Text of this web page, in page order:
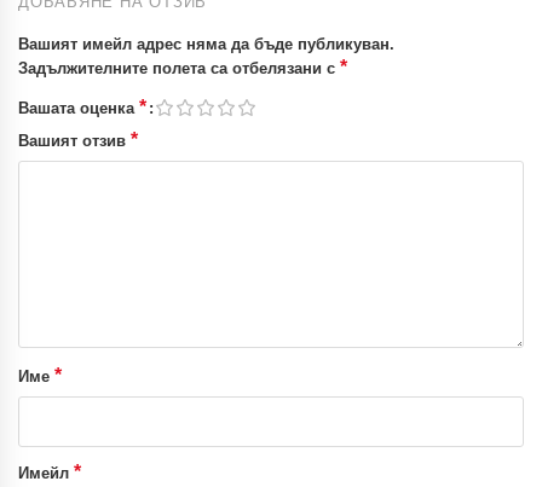
Вашият имейл адрес няма да бъде публикуван.
Задължителните полета са отбелязани с *
Вашата оценка *
Вашият отзив *
Име *
Имейл *